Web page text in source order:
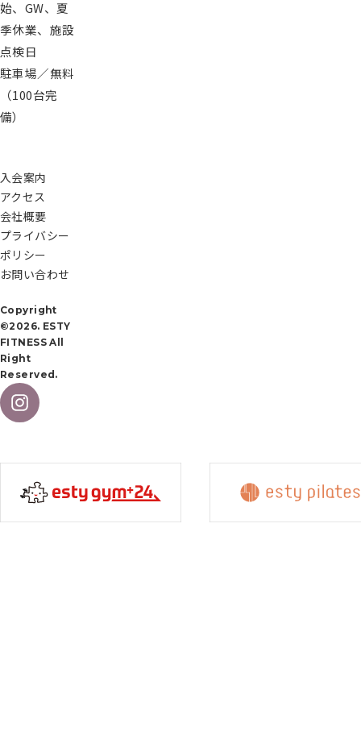
員
様
専
用
レ
ッ
ス
約
入
会
申
し
込
み
始、GW、夏
季休業、施設
点検日
駐車場／無料
（100台完
備）
入会案内
アクセス
会社概要
プライバシー
ポリシー
お問い合わせ
Copyright
©2026. ESTY
FITNESS All
Right
Reserved.